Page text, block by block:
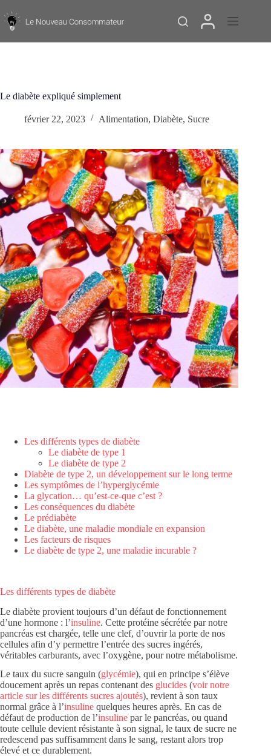
au
contenu
Le diabète expliqué simplement
février 22, 2023 Alimentation, Diabète, Sucre
Les différents types de diabète
Le diabète de type 1
Le diabète de type 2
Diabète de type 2, un développement sur le long terme
Les symptômes de l’hyperglycémie
La glycation… qu’est-ce-que c’est ?
Les conséquences du diabète
Le prédiabète
Le diabète, une maladie mondiale en expansion
Les facteurs de risques
Le diabète de type 2, une maladie incurable ?
Les différents types de diabète
Le diabète provient toujours d’un défaut de fonctionnement
d’une hormone : l’insuline. Cette protéine sécrétée par notre
pancréas est chargée, telle une clef, d’ouvrir la porte de nos
cellules afin d’y permettre l’entrée des sucres ingérés,
véritables carburants, avec l’oxygène, pour notre métabolisme.
Le taux du sucre sanguin (glycémie), qui en principe s’élève
doucement après un repas contenant des glucides (voir notre
article sur les différents sucres ajoutés), revient à son taux
normal grâce à l’insuline quelques heures après. En cas de
défaut de production de l’insuline par le pancréas, ou quand
toute cellule devient résistante à son signal, le taux de sucre ne
redescend pas suffisamment dans le sang, restant alors trop
élevé et ce durablement.